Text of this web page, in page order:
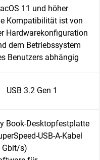
11 und höher
Kompatibilität ist von
Hardwarekonfiguration
dem Betriebssystem
Benutzers abhängig
USB 3.2 Gen 1
Book-Desktopfestplatte
USB-A-Kabel
Gbit/s)